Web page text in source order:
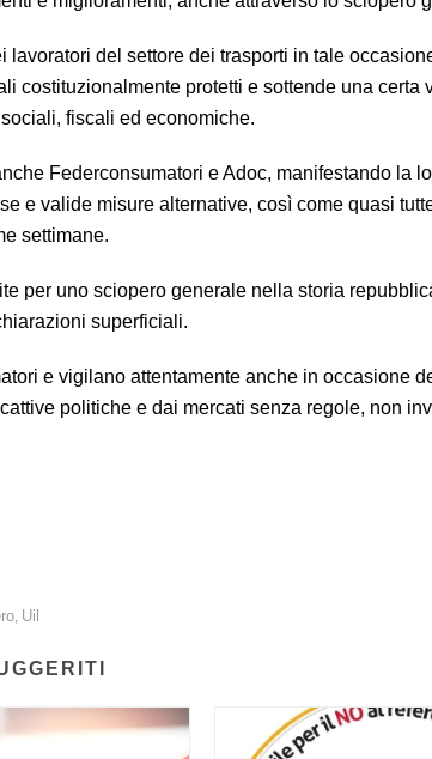
del settore dei trasporti in tale
costituzionalmente protetti e sottende una certa
fiscali ed economiche.
Federconsumatori e Adoc, manifestando la
e valide misure alternative, così come quasi
settimane.
per uno sciopero generale nella storia
superficiali.
e vigilano attentamente anche in occasione
politiche e dai mercati senza regole, non
, Uil